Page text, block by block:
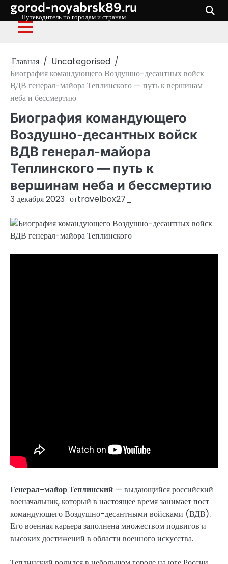
Перейти
содержимому
gorod-noyabrsk89.ru
Путеводитель по городам и странам
Главная
Uncategorised
Биография командующего Воздушно-десантных войск
ВДВ генерал-майора Теплинского — путь к вершинам
неба и бессмертию
Биография командующего
Воздушно-десантных войск
ВДВ генерал-майора
Теплинского — путь к
вершинам неба и бессмертию
3 декабря 2023 отtravelbox27_
Генерал-майор Теплинский — выдающийся российский
военачальник, который в настоящее время занимает пост
командующего Воздушно-десантными войсками (ВДВ).
Его военная карьера заполнена множеством подвигов и
высоких достижений в области военного искусства.